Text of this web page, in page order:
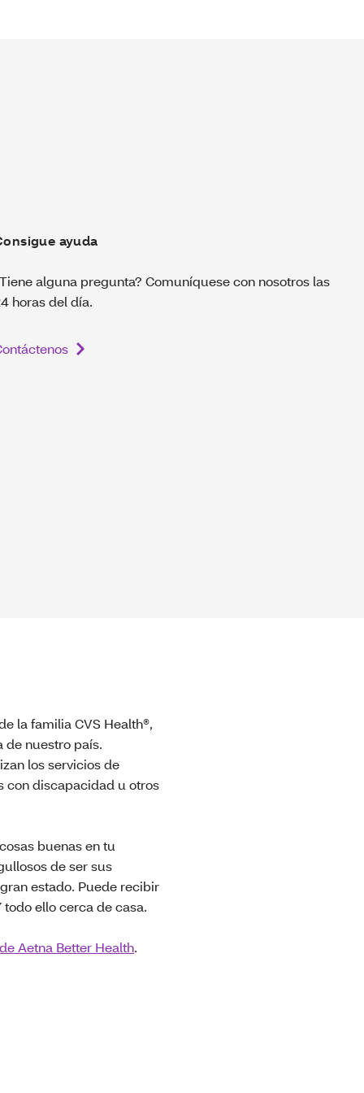
ayuda
alguna pregunta? Comuníquese con nosotros las
horas del día.
la familia CVS Health®,
de nuestro país.
los servicios de
con discapacidad u otros
buenas en tu
de ser sus
estado. Puede recibir
ello cerca de casa.
Aetna Better Health.